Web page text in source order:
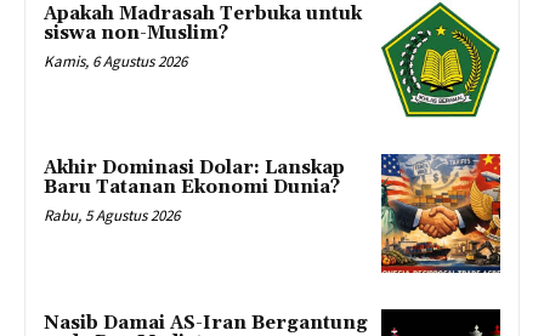
Apakah Madrasah Terbuka untuk
siswa non-Muslim?
Kamis, 6 Agustus 2026
Akhir Dominasi Dolar: Lanskap
Baru Tatanan Ekonomi Dunia?
Rabu, 5 Agustus 2026
Nasib Damai AS-Iran Bergantung